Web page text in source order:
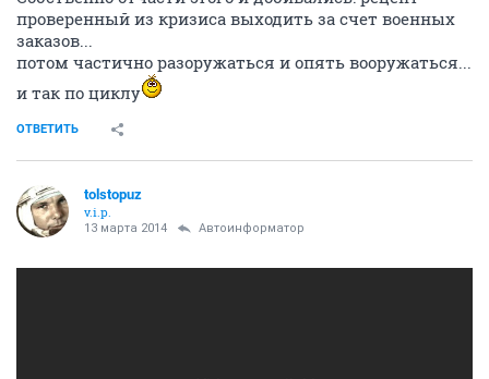
проверенный из кризиса выходить за счет военных
заказов...
потом частично разоружаться и опять вооружаться...
и так по циклу
ОТВЕТИТЬ
tolstopuz
v.i.p.
13 марта 2014 Автоинформатор